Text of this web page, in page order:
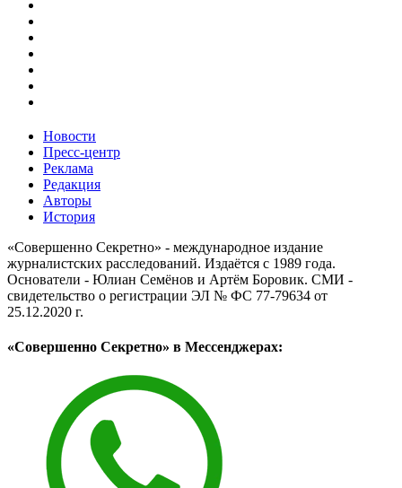
Новости
Пресс-центр
Реклама
Редакция
Авторы
История
«Совершенно Секретно» - международное издание
журналистских расследований. Издаётся с 1989 года.
Основатели - Юлиан Семёнов и Артём Боровик. CМИ -
свидетельство о регистрации ЭЛ № ФС 77-79634 от
25.12.2020 г.
«Совершенно Секретно» в Мессенджерах: